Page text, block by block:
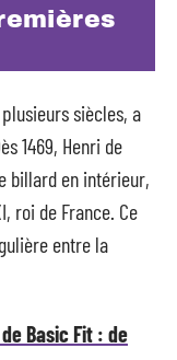
siècles, a
1469, Henri de
billard en intérieur,
roi de France. Ce
entre la
Basic Fit : de